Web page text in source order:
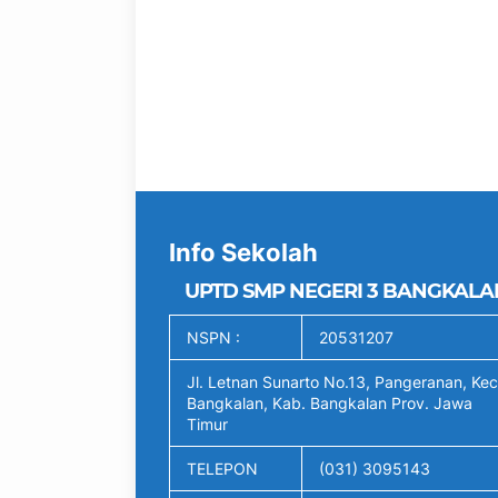
Info Sekolah
UPTD SMP NEGERI 3
NSPN : 20531207
Jl. Letnan Sunarto No.13, Pangeranan,
Bangkalan, Kab. Bangkalan Prov. Jawa
Timur
TELEPON (031) 3095143